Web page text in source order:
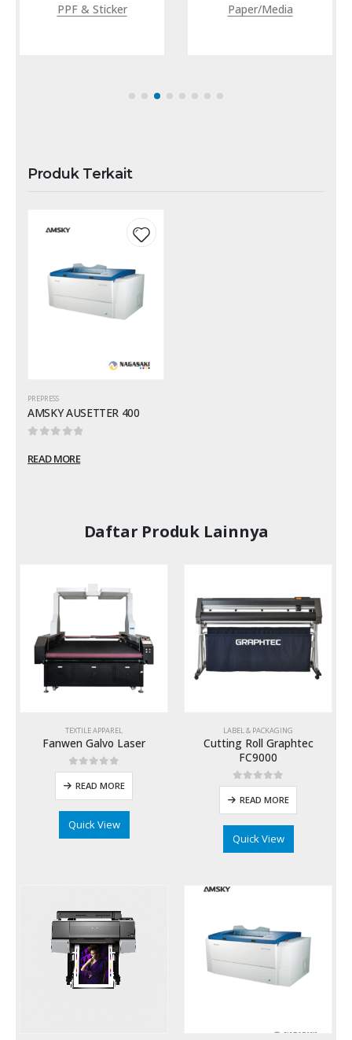
PPF & Sticker Paper/Media
Produk Terkait
wishlist
PREPRESS
AMSKY AUSETTER 400
READ MORE
Daftar Produk Lainnya
TEXTILE APPAREL
Fanwen Galvo Laser
0out of 5
READ MORE
Quick View
LABEL & PACKAGING
Cutting Roll Graphtec
FC9000
0out of 5
READ MORE
Quick View